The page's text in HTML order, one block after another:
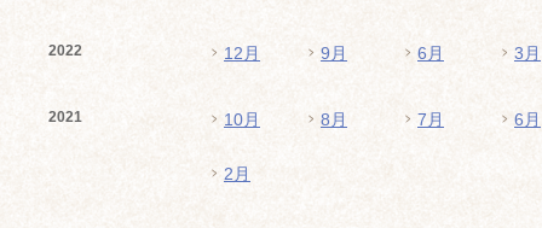
2022 12月 9月 6月 3月
2021 10月 8月 7月 6月
2月